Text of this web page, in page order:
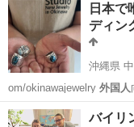
日本で
ディン
沖縄県
om/okinawajewelry 外国人
沖縄 中頭郡 ジュ
バイリ